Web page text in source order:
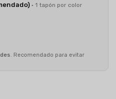
· 1 tapón por color
. Recomendado para evitar